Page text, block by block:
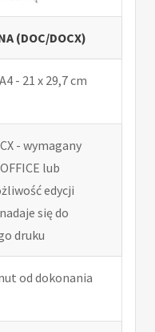
(DOC/DOCX)
- 21 x 29,7 cm
- wymagany
lub
edycji
się do
druku
od dokonania